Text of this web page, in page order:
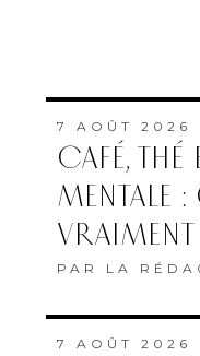
7 AOÛT 2026
CAFÉ, THÉ
MENTALE
PAR LA
7 AOÛT 2026